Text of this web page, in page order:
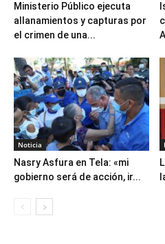
Ministerio Público ejecuta
allanamientos y capturas por
el crimen de una...
Noticia
Nasry Asfura en Tela: «mi
gobierno será de acción, ir...